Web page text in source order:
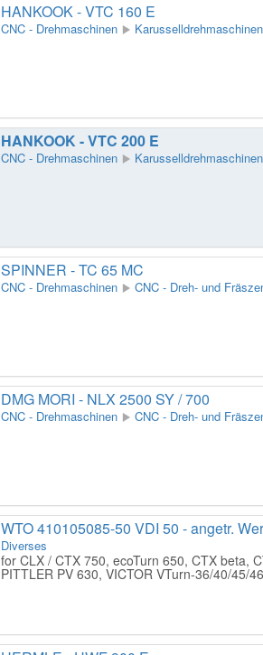
HANKOOK - VTC 160 E
CNC - Drehmaschinen Karusselldrehmaschinen
HANKOOK - VTC 200 E
CNC - Drehmaschinen Karusselldrehmaschinen
SPINNER - TC 65 MC
CNC - Drehmaschinen CNC - Dreh- und
DMG MORI - NLX 2500 SY / 700
CNC - Drehmaschinen CNC - Dreh- und
WTO 410105085-50 VDI 50 - angetr.
Diverses
for CLX / CTX 750, ecoTurn 650, CTX beta,
PITTLER PV 630, VICTOR VTurn-36/40/45/